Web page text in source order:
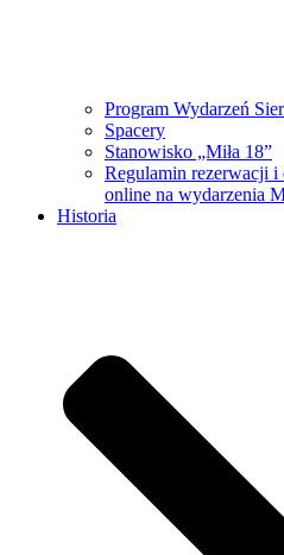
Program Wydarzeń
Spacery
Stanowisko „Miła 18”
Regulamin rezerwacji i
online na wydarzenia
Historia